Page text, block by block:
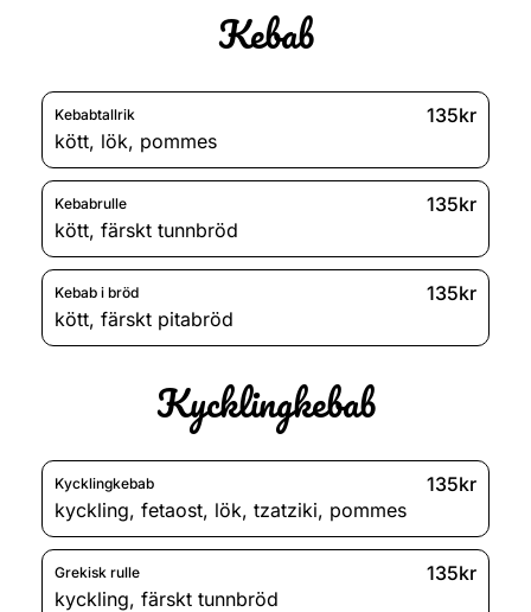
Kebab
Kebabtallrik
135kr
kött, lök, pommes
Kebabrulle
135kr
kött, färskt tunnbröd
Kebab i bröd
135kr
kött, färskt pitabröd
Kycklingkebab
Kycklingkebab
135kr
kyckling, fetaost, lök, tzatziki, pommes
Grekisk rulle
135kr
kyckling, färskt tunnbröd